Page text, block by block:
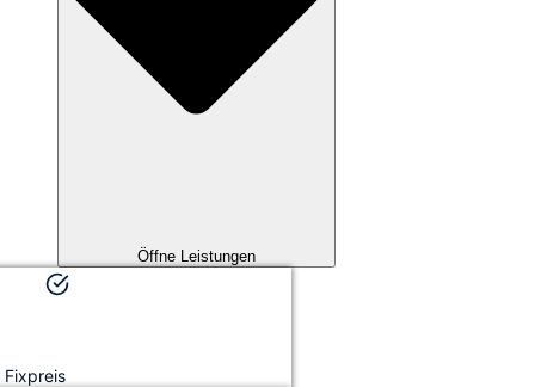
Öffne Leistungen
Fixpreis